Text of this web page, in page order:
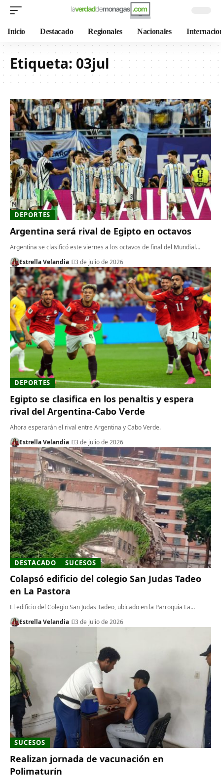
Inicio Destacado Regionales Nacionales
Etiqueta: 03jul
DEPORTES
Argentina será rival de Egipto en octavos
Argentina se clasificó este viernes a los octavos de final del Mundial…
Estrella Velandia
3 de julio de 2026
DEPORTES
Egipto se clasifica en los penaltis y espera
rival del Argentina-Cabo Verde
Ahora esperarán el rival entre Argentina y Cabo Verde.
Estrella Velandia
3 de julio de 2026
DESTACADO SUCESOS
Colapsó edificio del colegio San Judas Tadeo
en La Pastora
El edificio del Colegio San Judas Tadeo, ubicado en la Parroquia La…
Estrella Velandia
3 de julio de 2026
SUCESOS
Realizan jornada de vacunación en
Polimaturín